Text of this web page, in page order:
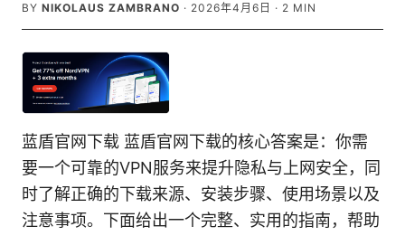
BY NIKOLAUS ZAMBRANO · 2026年4月6日 · 2 MIN
蓝盾官网下载 蓝盾官网下载的核心答案是：你需
要一个可靠的VPN服务来提升隐私与上网安全，同
时了解正确的下载来源、安装步骤、使用场景以及
注意事项。下面给出一个完整、实用的指南，帮助